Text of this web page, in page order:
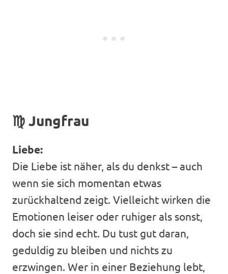
♍ Jungfrau
Liebe:
Die Liebe ist näher, als du denkst – auch
wenn sie sich momentan etwas
zurückhaltend zeigt. Vielleicht wirken die
Emotionen leiser oder ruhiger als sonst,
doch sie sind echt. Du tust gut daran,
geduldig zu bleiben und nichts zu
erzwingen. Wer in einer Beziehung lebt,